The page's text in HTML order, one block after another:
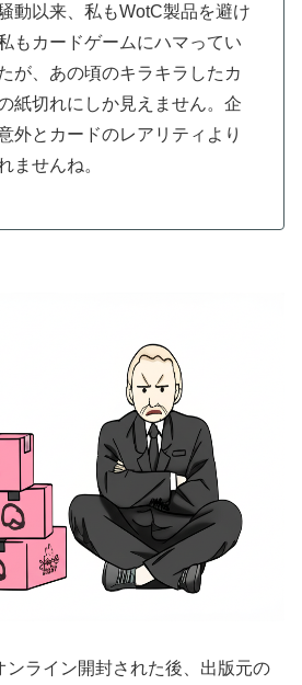
動以来、私もWotC製品を避け
もカードゲームにハマってい
が、あの頃のキラキラしたカ
紙切れにしか見えません。企
外とカードのレアリティより
ませんね。
ンライン開封された後、出版元の